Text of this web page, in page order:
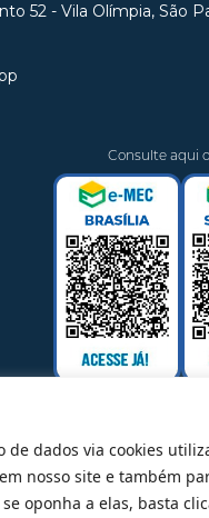
de dados via cookies
nosso site e também
oponha a elas, basta
52 - Vila Olímpia, São
Consulte aqui
@